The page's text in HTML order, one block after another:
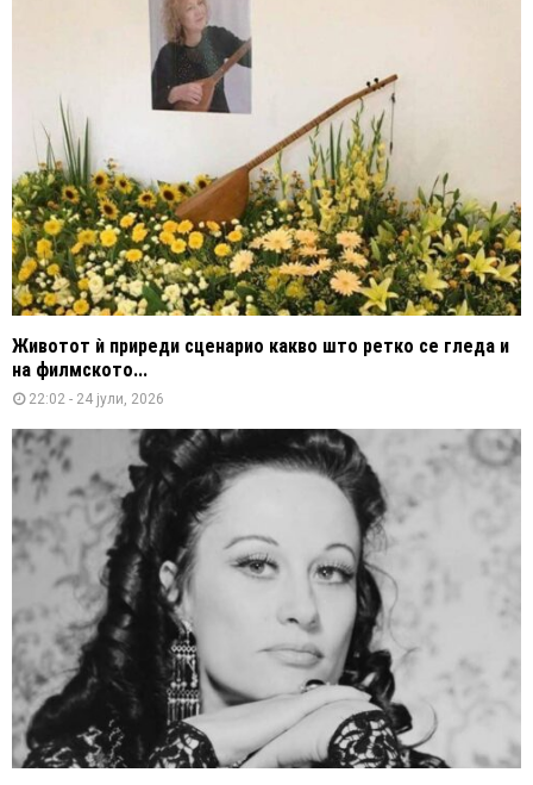
Животот ѝ приреди сценарио какво што ретко се гледа и
на филмското...
22:02 - 24 јули, 2026